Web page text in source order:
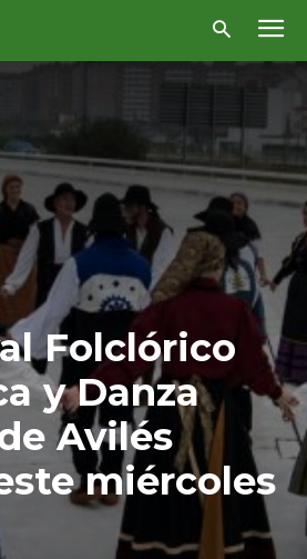
Folclórico
y Danza
Avilés
miércoles